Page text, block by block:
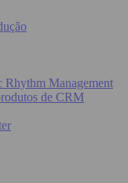
Rhythm Management
de CRM